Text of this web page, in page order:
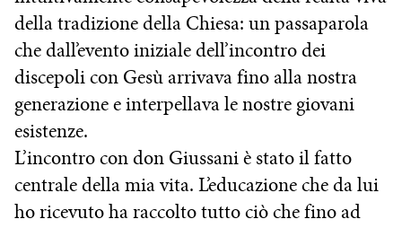
della tradizione della Chiesa: un passaparola
che dall’evento iniziale dell’incontro dei
discepoli con Gesù arrivava fino alla nostra
generazione e interpellava le nostre giovani
esistenze.
L’incontro con don Giussani è stato il fatto
centrale della mia vita. L’educazione che da lui
ho ricevuto ha raccolto tutto ciò che fino ad